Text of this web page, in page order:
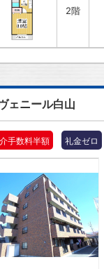
2階
ェニール白山
手数料半額 礼金ゼロ